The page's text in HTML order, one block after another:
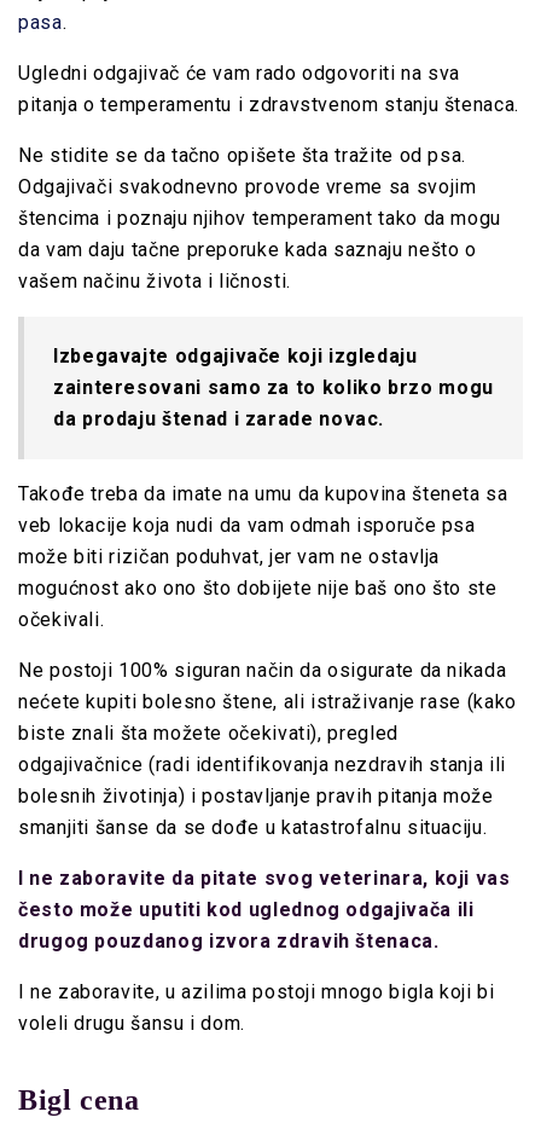
pasa.
Ugledni odgajivač će vam rado odgovoriti na sva
pitanja o temperamentu i zdravstvenom stanju štenaca.
Ne stidite se da tačno opišete šta tražite od psa.
Odgajivači svakodnevno provode vreme sa svojim
štencima i poznaju njihov temperament tako da mogu
da vam daju tačne preporuke kada saznaju nešto o
vašem načinu života i ličnosti.
Izbegavajte odgajivače koji izgledaju
zainteresovani samo za to koliko brzo mogu
da prodaju štenad i zarade novac.
Takođe treba da imate na umu da kupovina šteneta sa
veb lokacije koja nudi da vam odmah isporuče psa
može biti rizičan poduhvat, jer vam ne ostavlja
mogućnost ako ono što dobijete nije baš ono što ste
očekivali.
Ne postoji 100% siguran način da osigurate da nikada
nećete kupiti bolesno štene, ali istraživanje rase (kako
biste znali šta možete očekivati), pregled
odgajivačnice (radi identifikovanja nezdravih stanja ili
bolesnih životinja) i postavljanje pravih pitanja može
smanjiti šanse da se dođe u katastrofalnu situaciju.
I ne zaboravite da pitate svog veterinara, koji vas
često može uputiti kod uglednog odgajivača ili
drugog pouzdanog izvora zdravih štenaca.
I ne zaboravite, u azilima postoji mnogo bigla koji bi
voleli drugu šansu i dom.
Bigl cena